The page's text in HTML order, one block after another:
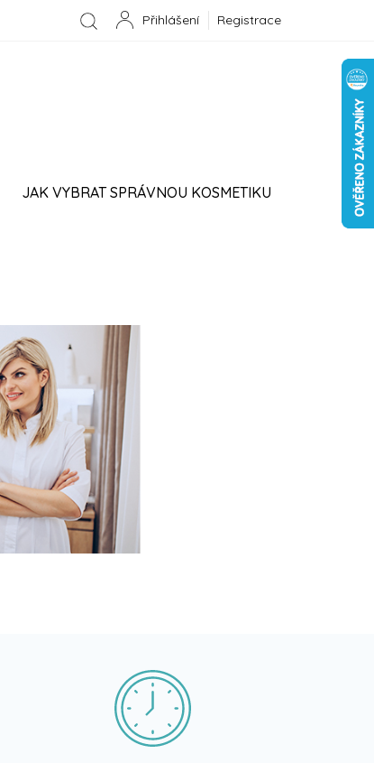
Registrace
JAK VYBRAT SPRÁVNOU KOSMETIKU